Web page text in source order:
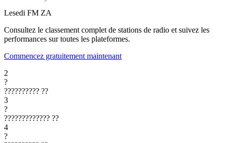
Lesedi FM ZA
Consultez le classement complet de stations de radio et suivez les
performances sur toutes les plateformes.
Commencez gratuitement maintenant
2
?
?????????? ??
3
?
????????????? ??
4
?